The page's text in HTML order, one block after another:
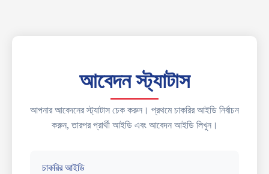
আবেদন স্ট্যাটাস
আপনার আবেদনের স্ট্যাটাস চেক করুন। প্রথমে চাকরির আইডি নির্বাচন
করুন, তারপর প্রার্থী আইডি এবং আবেদন আইডি লিখুন।
চাকরির আইডি